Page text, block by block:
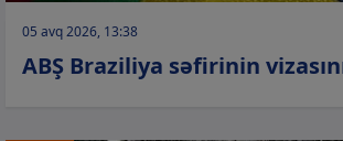
05 avq 2026, 13:38
ABŞ Braziliya səfirinin